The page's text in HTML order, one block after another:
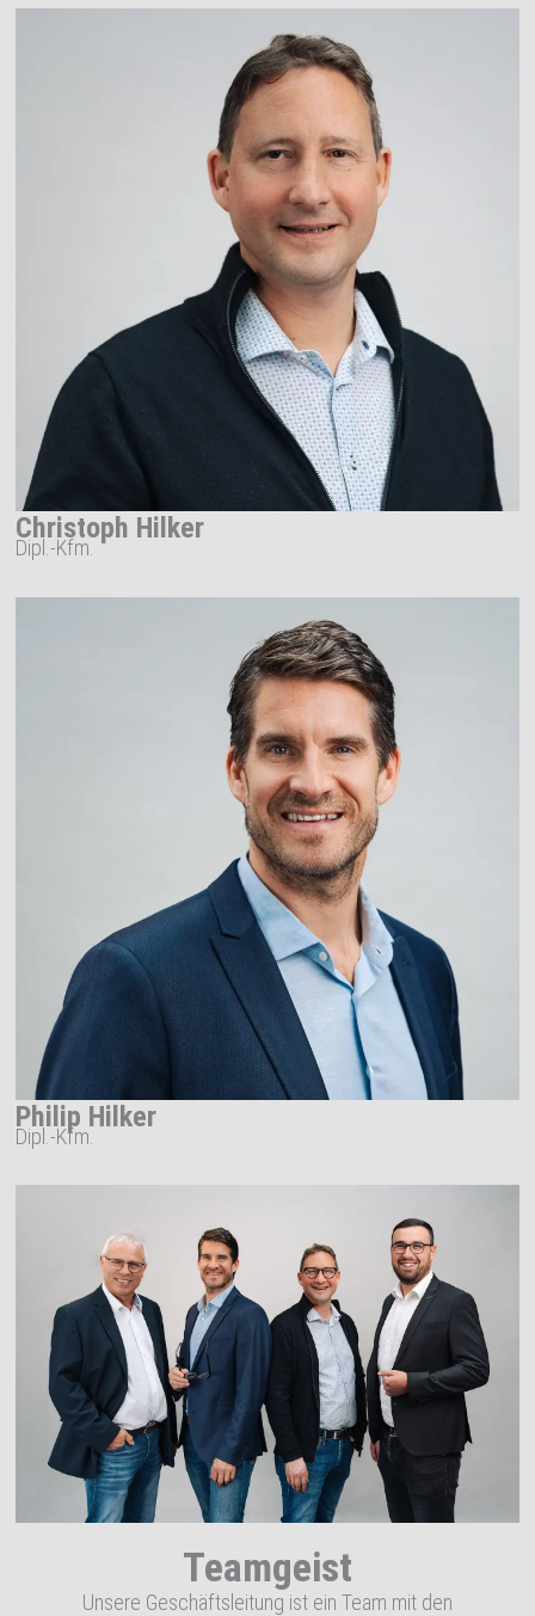
Christoph Hilker
Dipl.-Kfm.
Philip Hilker
Dipl.-Kfm.
Teamgeist
Unsere Geschäftsleitung ist ein Team mit den